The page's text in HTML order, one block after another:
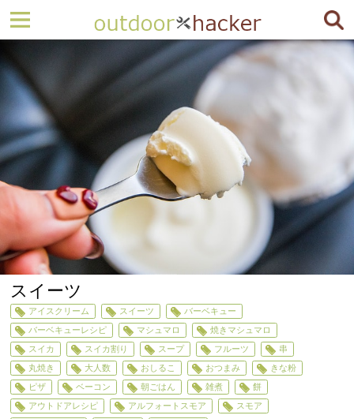
スイーツ
アイスクリーム スイーツ
バーベキュー
バーベキューレシピ
マシュマロ
焼きマシュマロ
スイカ
スイカ割り スープ フルーツ
串
丸焼き
大人数 おしるこ おつまみ
きな粉
ピザ
ベーコン 朝ごはん 雑煮
餅
アウトドアレシピ
アルフォートスモア
スモア